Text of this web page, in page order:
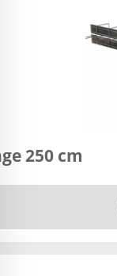
250 cm